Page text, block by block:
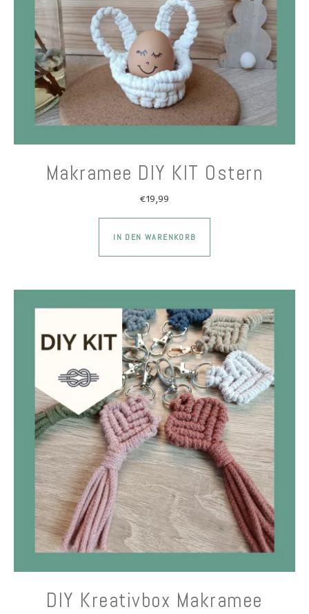
Makramee DIY KIT Ostern
€19,99
IN DEN WARENKORB
Dieses Produkt
DIY Kreativbox Makramee